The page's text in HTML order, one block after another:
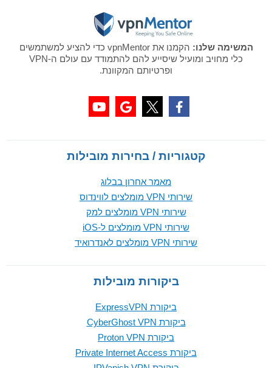
המשימה שלנו:
הקמנו את vpnMentor כדי להציע למשתמשים
כלי מחויב ומועיל שיסייע להם להתמודד עם עולם ה-VPN
ופרטיותם המקוונת.
קטגוריות / בחירות מובילות
מאמר אחרון בבלוג
שירותי VPN מומלצים לווינדוס
שירותי VPN מומלצים למק
שירותי VPN מומלצים ל-iOS
שירותי VPN מומלצים לאנדרואיד
ביקורות מובילות
ביקורת ExpressVPN
ביקורת CyberGhost VPN
ביקורת Proton VPN
ביקורת Private Internet Access